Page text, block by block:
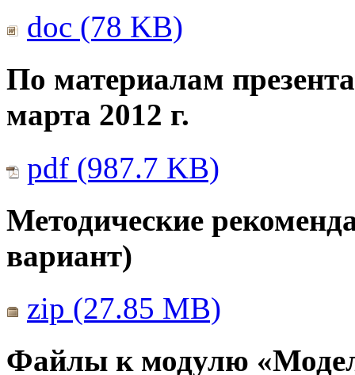
doc (78 KB)
По материалам
марта 2012 г.
pdf (987.7 KB)
Методические
вариант)
zip (27.85 MB)
Файлы к модулю